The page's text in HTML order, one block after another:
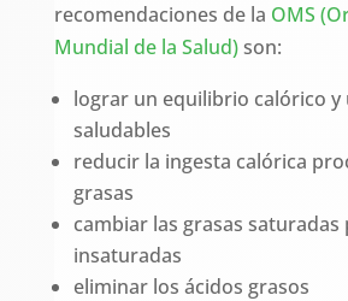
recomendaciones de la OMS
Mundial de la Salud)son:
lograr un equilibrio calórico y
saludables
reducir la ingesta calórica
grasas
cambiar las grasas saturadas
insaturadas
eliminar los ácidos grasos